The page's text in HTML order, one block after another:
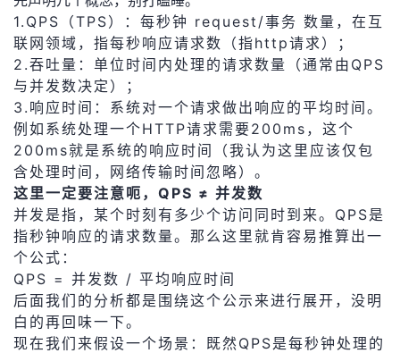
验
收
藏
议
1.QPS（TPS）：每秒钟 request/事务 数量，在互
联网领域，指每秒响应请求数（指http请求）；
2.吞吐量：单位时间内处理的请求数量（通常由QPS
与并发数决定）；
3.响应时间：系统对一个请求做出响应的平均时间。
例如系统处理一个HTTP请求需要200ms，这个
200ms就是系统的响应时间（我认为这里应该仅包
含处理时间，网络传输时间忽略）。
这里一定要注意呃，QPS ≠ 并发数
并发是指，某个时刻有多少个访问同时到来。QPS是
指秒钟响应的请求数量。那么这里就肯容易推算出一
个公式：
QPS = 并发数 / 平均响应时间
后面我们的分析都是围绕这个公示来进行展开，没明
白的再回味一下。
现在我们来假设一个场景：既然QPS是每秒钟处理的